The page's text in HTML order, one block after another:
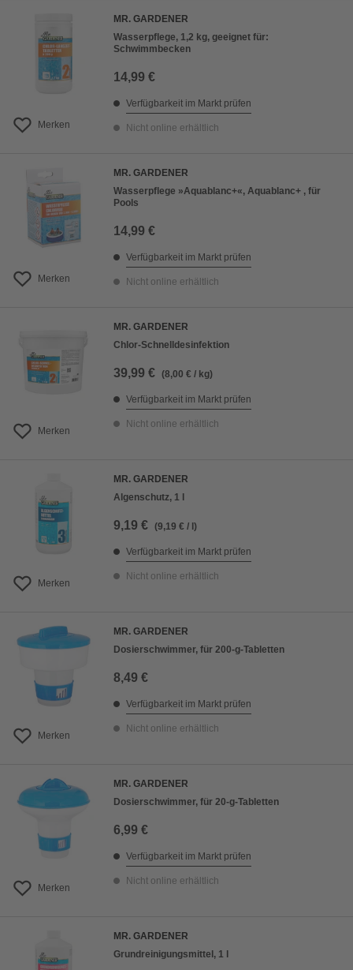
Merken
MR. GARDENER
Wasserpflege, 1,2 kg, geeignet für:
Schwimmbecken
14,99 €
Verfügbarkeit im Markt prüfen
Nicht online erhältlich
Merken
MR. GARDENER
Wasserpflege »Aquablanc+«, Aquablanc+ , für
Pools
14,99 €
Verfügbarkeit im Markt prüfen
Nicht online erhältlich
Merken
MR. GARDENER
Chlor-Schnelldesinfektion
39,99 € (8,00 € / kg)
Verfügbarkeit im Markt prüfen
Nicht online erhältlich
Merken
MR. GARDENER
Algenschutz, 1 l
9,19 € (9,19 € / l)
Verfügbarkeit im Markt prüfen
Nicht online erhältlich
Merken
MR. GARDENER
Dosierschwimmer, für 200-g-Tabletten
8,49 €
Verfügbarkeit im Markt prüfen
Nicht online erhältlich
Merken
MR. GARDENER
Dosierschwimmer, für 20-g-Tabletten
6,99 €
Verfügbarkeit im Markt prüfen
Nicht online erhältlich
MR. GARDENER
Grundreinigungsmittel, 1 l